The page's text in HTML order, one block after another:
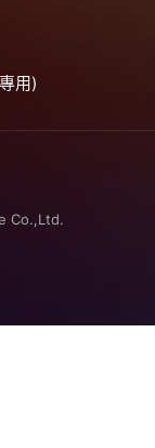
用)
Co.,Ltd.